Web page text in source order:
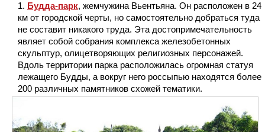
Будда-парк, жемчужина Вьентьяна. Он расположен в 24
км от городской черты, но самостоятельно добраться туда
не составит никакого труда. Эта достопримечательность
являет собой собрания комплекса железобетонных
скульптур, олицетворяющих религиозных персонажей.
Вдоль территории парка расположилась огромная статуя
лежащего Будды, а вокруг него россыпью находятся более
200 различных памятников схожей тематики.